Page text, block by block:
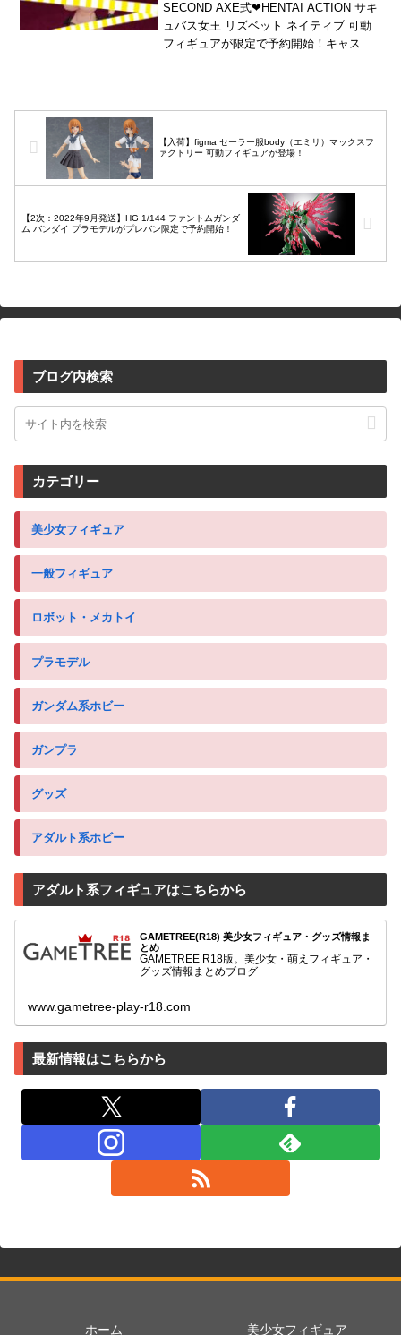
SECOND AXE式❤HENTAI ACTION サキ
ュバス女王 リズベット ネイティブ 可動
フィギュアが限定で予約開始！キャスト
【入荷】figma セーラー服body（エミリ）マックスフ
ァクトリー 可動フィギュアが登場！
【2次：2022年9月発送】HG 1/144 ファントムガンダ
ム バンダイ プラモデルがプレバン限定で予約開始！
ブログ内検索
カテゴリー
美少女フィギュア
一般フィギュア
ロボット・メカトイ
プラモデル
ガンダム系ホビー
ガンプラ
グッズ
アダルト系ホビー
アダルト系フィギュアはこちらから
GAMETREE(R18) 美少女フィギュア・グッズ情報ま
とめ
GAMETREE R18版。美少女・萌えフィギュア・
グッズ情報まとめブログ
www.gametree-play-r18.com
最新情報はこちらから
ホーム 美少女フィギュア